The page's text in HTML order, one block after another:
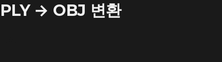
PLY → OBJ 변환